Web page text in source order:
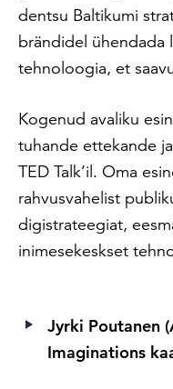
dentsu Baltikumi
brändidel ühendada
tehnoloogia, et
Kogenud avaliku
tuhande ettekande
TED Talk’il. Oma
rahvusvahelist
digistrateegiat,
inimesekeskset
Jyrki Poutanen
Imaginations